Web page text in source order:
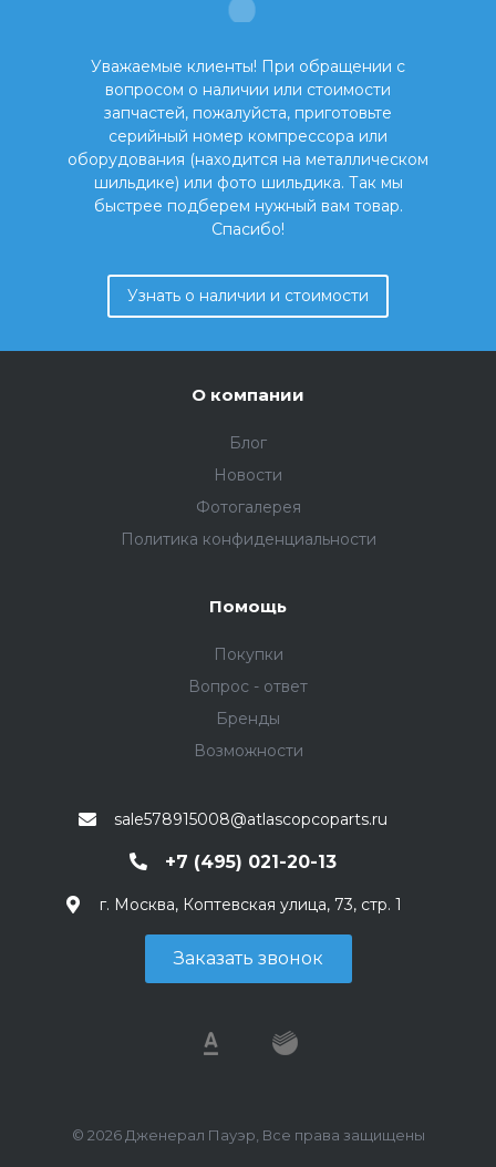
Уважаемые клиенты! При обращении с
вопросом о наличии или стоимости
запчастей, пожалуйста, приготовьте
серийный номер компрессора или
оборудования (находится на металлическом
шильдике) или фото шильдика. Так мы
быстрее подберем нужный вам товар.
Спасибо!
Узнать о наличии и стоимости
О компании
Блог
Новости
Фотогалерея
Политика конфиденциальности
Помощь
Покупки
Вопрос - ответ
Бренды
Возможности
sale578915008@atlascopcoparts.ru
+7 (495) 021-20-13
г. Москва, Коптевская улица, 73, стр. 1
Заказать звонок
© 2026 Дженерал Пауэр, Все права защищены